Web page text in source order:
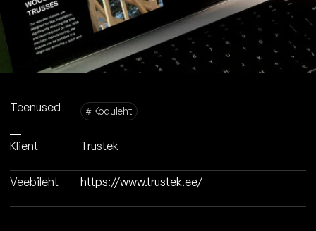
Teenused # Koduleht
Klient Trustek
Veebileht https://www.trustek.ee/